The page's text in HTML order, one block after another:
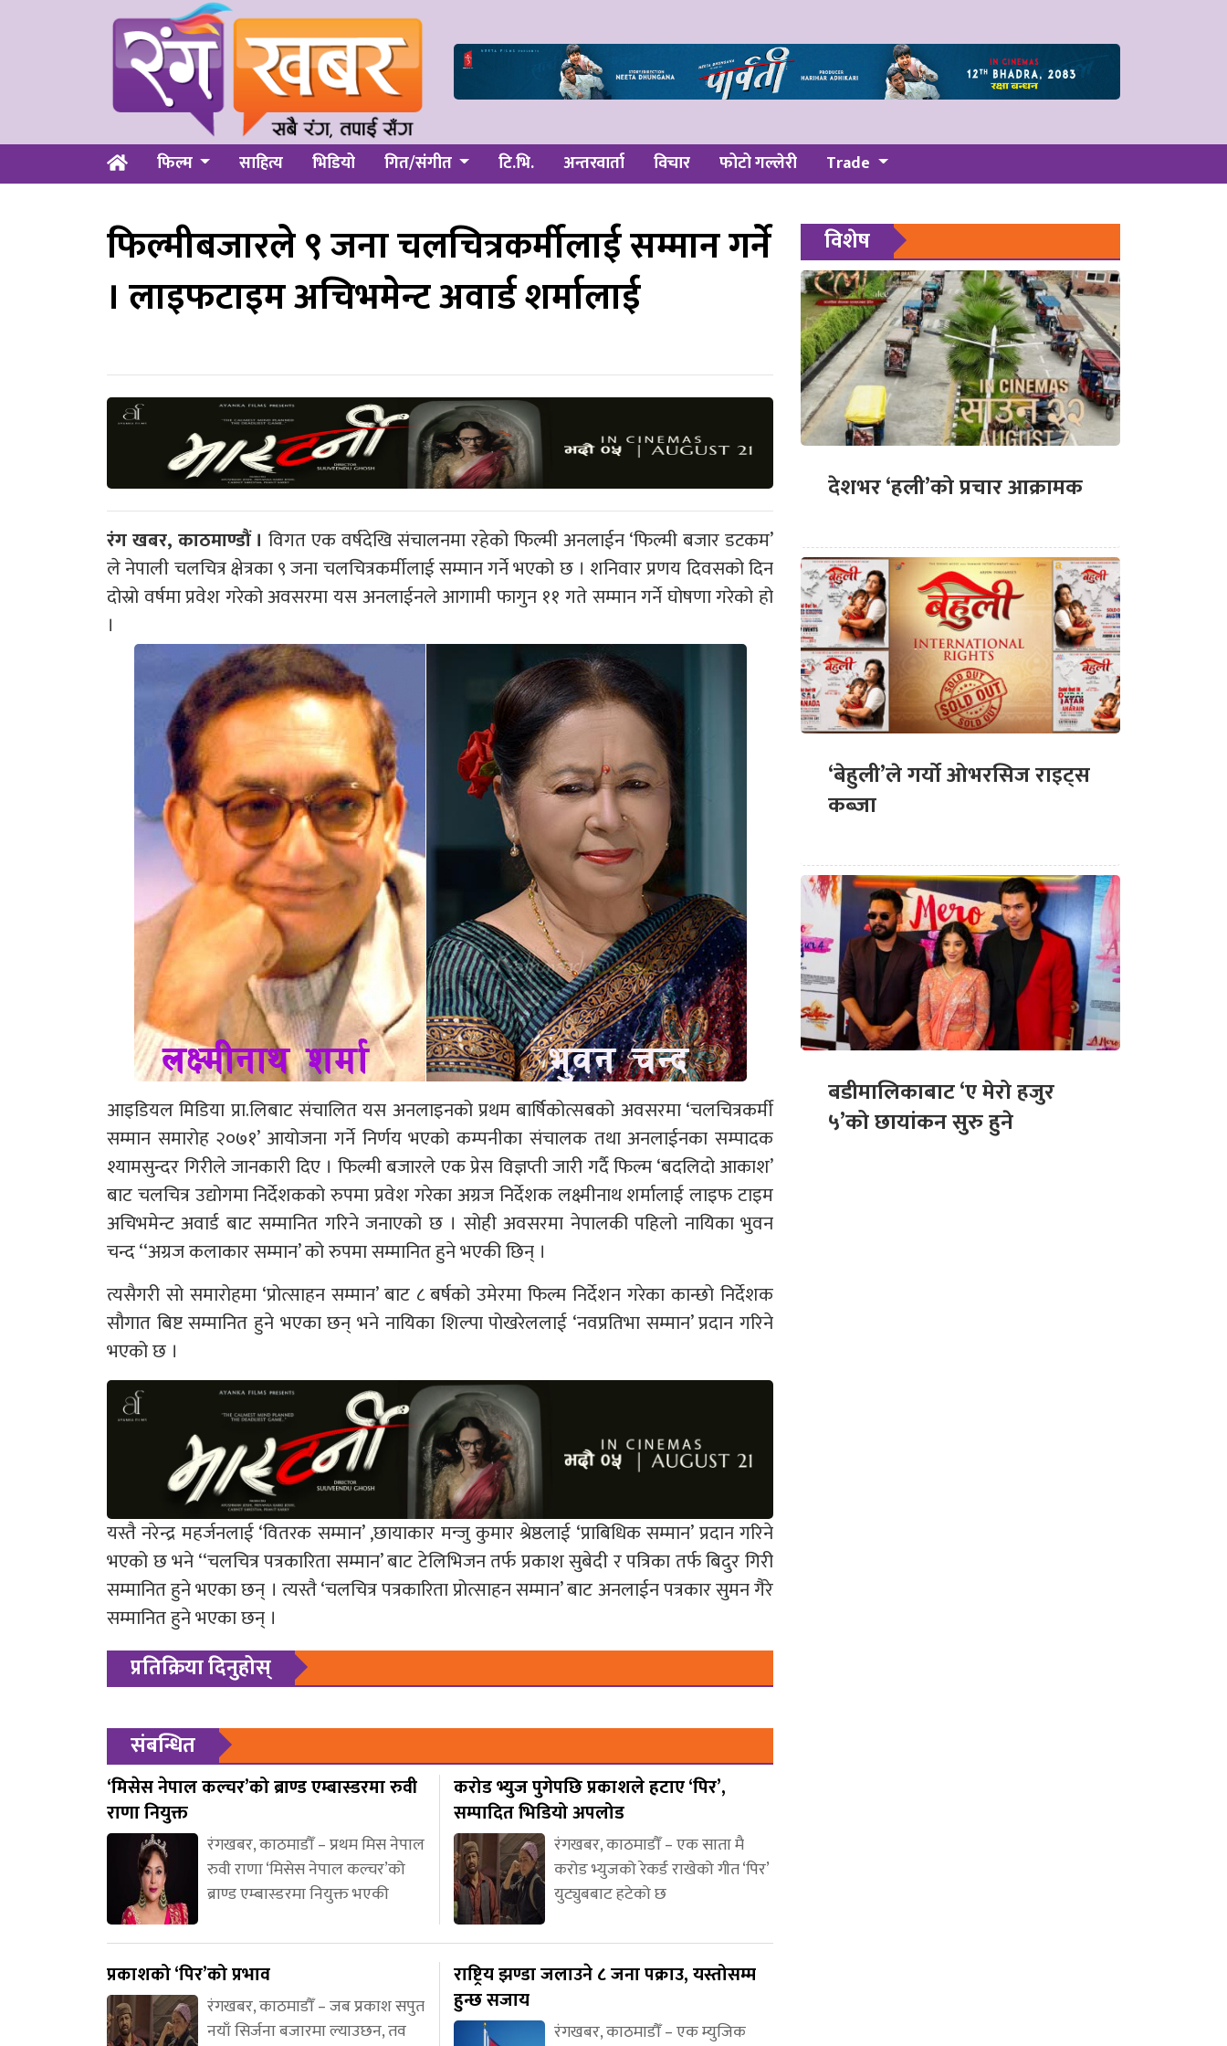
फिल्म साहित्य भिडियो गित/संगीत टि.भि. अन्तरवार्ता विचार फोटो गल्लेरी Trade
फिल्मीबजारले ९ जना चलचित्रकर्मीलाई सम्मान गर्ने
। लाइफटाइम अचिभमेन्ट अवार्ड शर्मालाई
रंग खबर, काठमाण्डौं । विगत एक वर्षदेखि संचालनमा रहेको फिल्मी अनलाईन ‘फिल्मी बजार डटकम’
ले नेपाली चलचित्र क्षेत्रका ९ जना चलचित्रकर्मीलाई सम्मान गर्ने भएको छ । शनिवार प्रणय दिवसको दिन
दोस्रो वर्षमा प्रवेश गरेको अवसरमा यस अनलाईनले आगामी फागुन ११ गते सम्मान गर्ने घोषणा गरेको हो
।
आइडियल मिडिया प्रा.लिबाट संचालित यस अनलाइनको प्रथम बार्षिकोत्सबको अवसरमा ‘चलचित्रकर्मी
सम्मान समारोह २०७१’ आयोजना गर्ने निर्णय भएको कम्पनीका संचालक तथा अनलाईनका सम्पादक
श्यामसुन्दर गिरीले जानकारी दिए । फिल्मी बजारले एक प्रेस विज्ञप्ती जारी गर्दै फिल्म ‘बदलिदो आकाश’
बाट चलचित्र उद्योगमा निर्देशकको रुपमा प्रवेश गरेका अग्रज निर्देशक लक्ष्मीनाथ शर्मालाई लाइफ टाइम
अचिभमेन्ट अवार्ड बाट सम्मानित गरिने जनाएको छ । सोही अवसरमा नेपालकी पहिलो नायिका भुवन
चन्द ‘‘अग्रज कलाकार सम्मान’ को रुपमा सम्मानित हुने भएकी छिन् ।
त्यसैगरी सो समारोहमा ‘प्रोत्साहन सम्मान’ बाट ८ बर्षको उमेरमा फिल्म निर्देशन गरेका कान्छो निर्देशक
सौगात बिष्ट सम्मानित हुने भएका छन् भने नायिका शिल्पा पोखरेललाई ‘नवप्रतिभा सम्मान’ प्रदान गरिने
भएको छ ।
यस्तै नरेन्द्र महर्जनलाई ‘वितरक सम्मान’ ,छायाकार मन्जु कुमार श्रेष्ठलाई ‘प्राबिधिक सम्मान’ प्रदान गरिने
भएको छ भने ‘‘चलचित्र पत्रकारिता सम्मान’ बाट टेलिभिजन तर्फ प्रकाश सुबेदी र पत्रिका तर्फ बिदुर गिरी
सम्मानित हुने भएका छन् । त्यस्तै ‘चलचित्र पत्रकारिता प्रोत्साहन सम्मान’ बाट अनलाईन पत्रकार सुमन गैरे
सम्मानित हुने भएका छन् ।
प्रतिक्रिया दिनुहोस्
संबन्धित
‘मिसेस नेपाल कल्चर’को ब्राण्ड एम्बास्डरमा रुवी
राणा नियुक्त
रंगखबर, काठमाडौँ – प्रथम मिस नेपाल
रुवी राणा ‘मिसेस नेपाल कल्चर’को
ब्राण्ड एम्बास्डरमा नियुक्त भएकी
करोड भ्युज पुगेपछि प्रकाशले हटाए ‘पिर’,
सम्पादित भिडियो अपलोड
रंगखबर, काठमाडौँ – एक साता मै
करोड भ्युजको रेकर्ड राखेको गीत ‘पिर’
युट्युबबाट हटेको छ
प्रकाशको ‘पिर’को प्रभाव
रंगखबर, काठमाडौँ – जब प्रकाश सपुत
नयाँ सिर्जना बजारमा ल्याउछन, तव
राष्ट्रिय झण्डा जलाउने ८ जना पक्राउ, यस्तोसम्म
हुन्छ सजाय
रंगखबर, काठमाडौँ – एक म्युजिक
विशेष
देशभर ‘हली’को प्रचार आक्रामक
‘बेहुली’ले गर्यो ओभरसिज राइट्स
कब्जा
बडीमालिकाबाट ‘ए मेरो हजुर
५’को छायांकन सुरु हुने